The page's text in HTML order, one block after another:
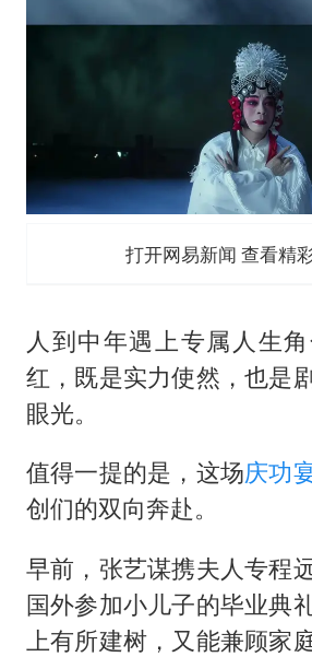
打开网易新闻 查看精
人到中年遇上专属人生
红，既是实力使然，也是
眼光。
值得一提的是，这场庆功
创们的双向奔赴。
早前，张艺谋携夫人专程
国外参加小儿子的毕业典
上有所建树，又能兼顾家